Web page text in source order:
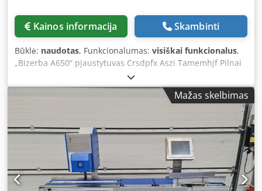
Kainos informacija Skambinti
Būklė: naudotas, Funkcionalumas: visiškai funkcionalus,
„Bizerba A650“ pjaustytuvas Crsdpfx Aszi Tamemhjf Pilnai
automatinis „Bizerba Scaleroline A650“ pjaustytuvas yra
specialiai sukurtas vertikalus pjaustymo įrenginys, skirtas
pjaustyti mėsai, paukštienai, žuviai, sūriui ir dešroms. Šis
pramoninis pjaustytuvas tinka tiek šviežiems, tiek virtiems
produktams, todėl idealiai tinka vidutinio ir didelio dydžio
maisto produktų gamybos įmonėms. Dėl integruotos
svėrimo sistemos produktai gali būti pjaustomi iki tikslaus
nustatyto svorio. Beveik visų rūšių dešros, kumpio ir sūrio
galima pjaustyti be išankstinio užšaldymo, o pjaustiniai
gali būti išdėstyti arba vienas ant kito (persidengiant), arba
Mažas skelbimas